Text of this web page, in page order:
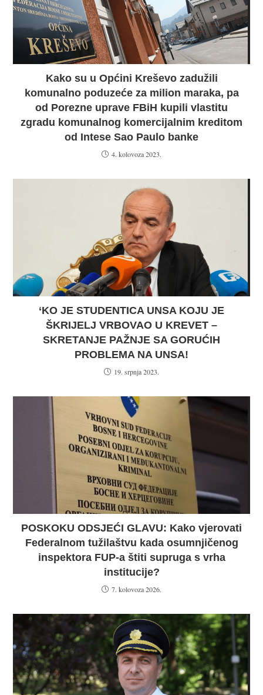
Kako su u Općini Kreševo zadužili
komunalno poduzeće za milion maraka, pa
od Porezne uprave FBiH kupili vlastitu
zgradu komunalnog komercijalnim kreditom
od Intese Sao Paulo banke
4. kolovoza 2023.
‘KO JE STUDENTICA UNSA KOJU JE
ŠKRIJELJ VRBOVAO U KREVET –
SKRETANJE PAŽNJE SA GORUĆIH
PROBLEMA NA UNSA!
19. srpnja 2023.
POSKOKU ODSJEĆI GLAVU: Kako vjerovati
Federalnom tužilaštvu kada osumnjičenog
inspektora FUP-a štiti supruga s vrha
institucije?
7. kolovoza 2026.